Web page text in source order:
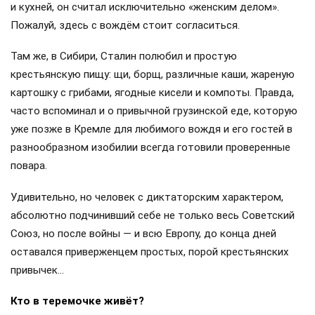
и кухней, он считал исключительно «женским делом».
Пожалуй, здесь с вождём стоит согласиться.
Там же, в Сибири, Сталин полюбил и простую
крестьянскую пищу: щи, борщ, различные каши, жареную
картошку с грибами, ягодные кисели и компоты. Правда,
часто вспоминал и о привычной грузинской еде, которую
уже позже в Кремле для любимого вождя и его гостей в
разнообразном изобилии всегда готовили проверенные
повара.
Удивительно, но человек с диктаторским характером,
абсолютно подчинивший себе не только весь Советский
Союз, но после войны — и всю Европу, до конца дней
оставался приверженцем простых, порой крестьянских
привычек…
Кто в теремочке живёт?